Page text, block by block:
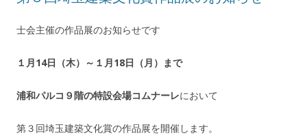
士会主催の作品展のお知らせです
１月14日（木）～１月18日（月）まで
浦和パルコ９階の特設会場コムナーレにおいて
第３回埼玉建築文化賞の作品展を開催します。